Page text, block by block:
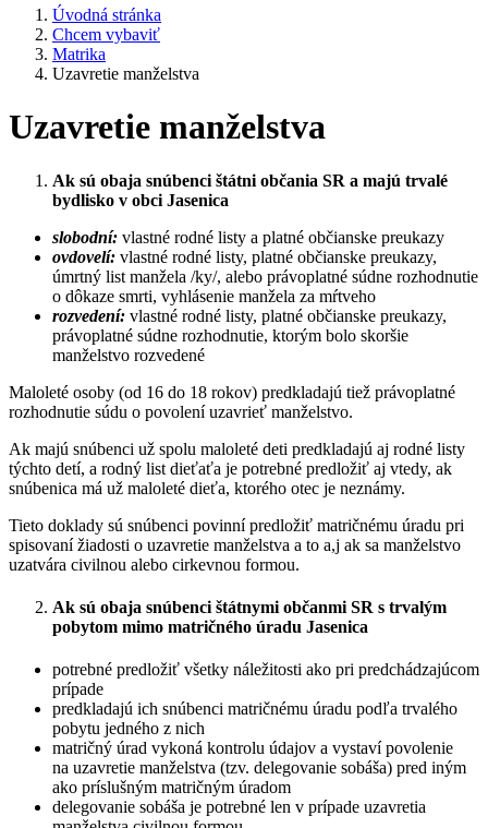
Úvodná stránka
Chcem vybaviť
Matrika
Uzavretie manželstva
Uzavretie manželstva
Ak sú obaja snúbenci štátni občania SR a majú trvalé
bydlisko v obci Jasenica
slobodní: vlastné rodné listy a platné občianske preukazy
ovdovelí: vlastné rodné listy, platné občianske preukazy,
úmrtný list manžela /ky/, alebo právoplatné súdne rozhodnutie
o dôkaze smrti, vyhlásenie manžela za mŕtveho
rozvedení: vlastné rodné listy, platné občianske preukazy,
právoplatné súdne rozhodnutie, ktorým bolo skoršie
manželstvo rozvedené
Maloleté osoby (od 16 do 18 rokov) predkladajú tiež právoplatné
rozhodnutie súdu o povolení uzavrieť manželstvo.
Ak majú snúbenci už spolu maloleté deti predkladajú aj rodné listy
týchto detí, a rodný list dieťaťa je potrebné predložiť aj vtedy, ak
snúbenica má už maloleté dieťa, ktorého otec je neznámy.
Tieto doklady sú snúbenci povinní predložiť matričnému úradu pri
spisovaní žiadosti o uzavretie manželstva a to a,j ak sa manželstvo
uzatvára civilnou alebo cirkevnou formou.
Ak sú obaja snúbenci štátnymi občanmi SR s trvalým
pobytom mimo matričného úradu Jasenica
potrebné predložiť všetky náležitosti ako pri predchádzajúcom
prípade
predkladajú ich snúbenci matričnému úradu podľa trvalého
pobytu jedného z nich
matričný úrad vykoná kontrolu údajov a vystaví povolenie
na uzavretie manželstva (tzv. delegovanie sobáša) pred iným
ako príslušným matričným úradom
delegovanie sobáša je potrebné len v prípade uzavretia